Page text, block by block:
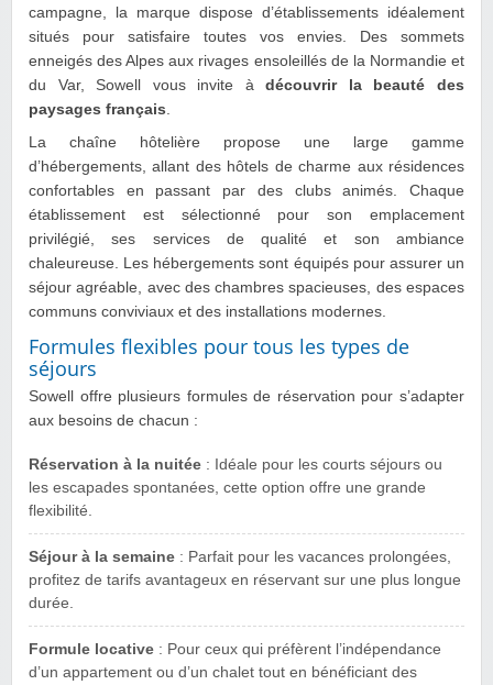
campagne, la marque dispose d’établissements idéalement
situés pour satisfaire toutes vos envies. Des sommets
enneigés des Alpes aux rivages ensoleillés de la Normandie et
du Var, Sowell vous invite àdécouvrir la beauté des
paysages français
La chaîne hôtelière propose une large gamme
d’hébergements, allant des hôtels de charme aux résidences
confortables en passant par des clubs animés. Chaque
établissement est sélectionné pour son emplacement
privilégié, ses services de qualité et son ambiance
chaleureuse. Les hébergements sont équipés pour assurer un
séjour agréable, avec des chambres spacieuses, des espaces
communs conviviaux et des installations modernes.
Formules flexibles pour tous les types de
séjours
Sowell offre plusieurs formules de réservation pour s’adapter
aux besoins de chacun :
Réservation à la nuitée : Idéale pour les courts séjours ou
les escapades spontanées, cette option offre une grande
flexibilité.
Séjour à la semaine : Parfait pour les vacances prolongées,
profitez de tarifs avantageux en réservant sur une plus longue
durée.
Formule locative : Pour ceux qui préfèrent l’indépendance
d’un appartement ou d’un chalet tout en bénéficiant des